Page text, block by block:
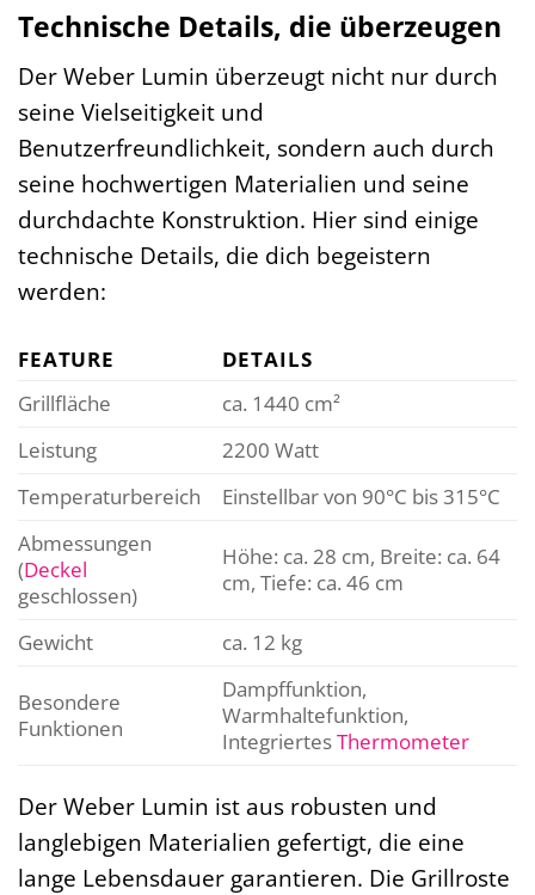
Technische Details, die überzeugen
Der Weber Lumin überzeugt nicht nur durch
seine Vielseitigkeit und
Benutzerfreundlichkeit, sondern auch durch
seine hochwertigen Materialien und seine
durchdachte Konstruktion. Hier sind einige
technische Details, die dich begeistern
werden:
FEATURE
DETAILS
Grillfläche
ca. 1440 cm²
Leistung
2200 Watt
Temperaturbereich
Einstellbar von 90°C bis 315°C
Abmessungen
(Deckel
geschlossen)
Höhe: ca. 28 cm, Breite: ca. 64
cm, Tiefe: ca. 46 cm
Gewicht ca. 12 kg
Besondere
Funktionen
Dampffunktion,
Warmhaltefunktion,
IntegriertesThermometer
Der Weber Lumin ist aus robusten und
langlebigen Materialien gefertigt, die eine
lange Lebensdauer garantieren. Die Grillroste